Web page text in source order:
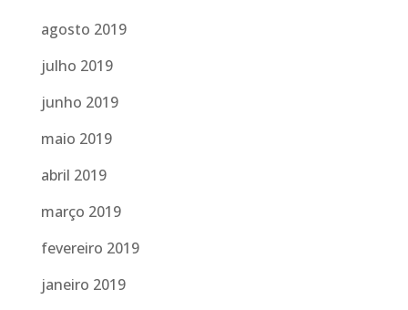
agosto 2019
julho 2019
junho 2019
maio 2019
abril 2019
março 2019
fevereiro 2019
janeiro 2019